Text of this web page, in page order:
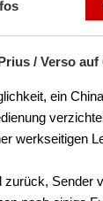
/ Verso auf
ein
werkseitigen
zurück, Sender